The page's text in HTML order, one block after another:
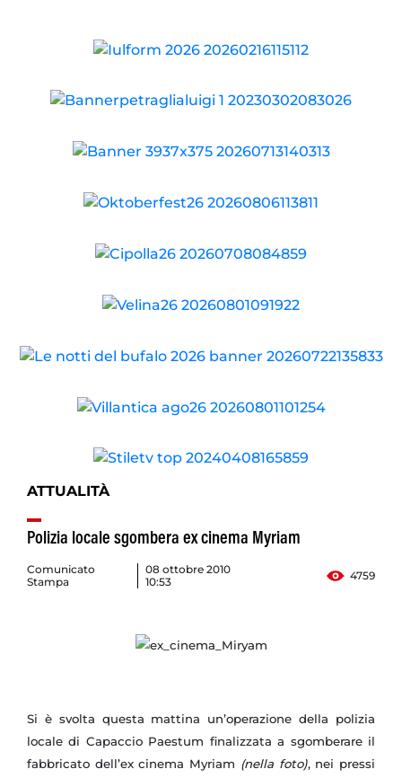
ATTUALITÀ
Polizia locale sgombera ex cinema Myriam
Comunicato
Stampa
08 ottobre 2010
10:53
4759
Si è svolta questa mattina un’operazione della polizia
locale di Capaccio Paestum finalizzata a sgomberare il
fabbricato dell’ex cinema Myriam (nella foto), nei pressi